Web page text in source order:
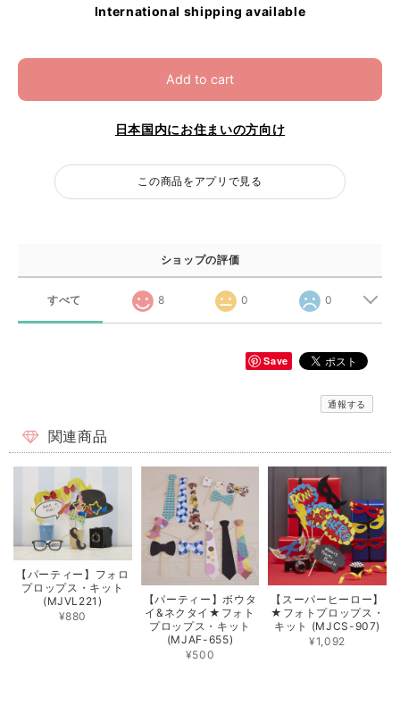
International shipping available
Add to cart
日本国内にお住まいの方向け
この商品をアプリで見る
ショップの評価
すべて 8 0 0
Save
通報する
関連商品
【パーティー】フォロ
プロップス・キット
(MJVL221)
¥880
【パーティー】ボウタ
イ&ネクタイ★フォト
プロップス・キット
(MJAF-655)
¥500
【スーパーヒーロー】
★フォトプロップス・
キット (MJCS-907)
¥1,092